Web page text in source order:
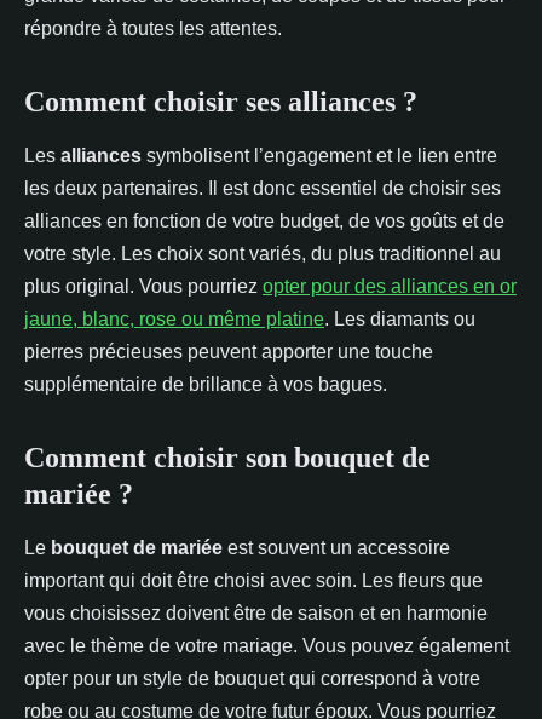
répondre à toutes les attentes.
Comment choisir ses alliances ?
Les alliances symbolisent l’engagement et le lien entre
les deux partenaires. Il est donc essentiel de choisir ses
alliances en fonction de votre budget, de vos goûts et de
votre style. Les choix sont variés, du plus traditionnel au
plus original. Vous pourriez opter pour des alliances en or
jaune, blanc, rose ou même platine. Les diamants ou
pierres précieuses peuvent apporter une touche
supplémentaire de brillance à vos bagues.
Comment choisir son bouquet de
mariée ?
Le bouquet de mariée est souvent un accessoire
important qui doit être choisi avec soin. Les fleurs que
vous choisissez doivent être de saison et en harmonie
avec le thème de votre mariage. Vous pouvez également
opter pour un style de bouquet qui correspond à votre
robe ou au costume de votre futur époux. Vous pourriez